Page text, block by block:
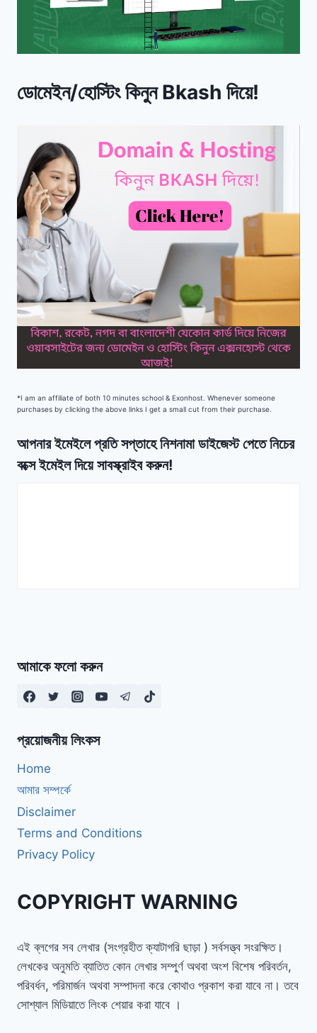
ডোমেইন/হোস্টিং কিনুন Bkash দিয়ে!
*I am an affiliate of both 10 minutes school & Exonhost. Whenever someone
purchases by clicking the above links I get a small cut from their purchase.
আপনার ইমেইলে প্রতি সপ্তাহে নিশনামা ডাইজেস্ট পেতে নিচের
বক্সে ইমেইল দিয়ে সাবস্ক্রাইব করুন!
আমাকে ফলো করুন
প্রয়োজনীয় লিংকস
Home
আমার সম্পর্কে
Disclaimer
Terms and Conditions
Privacy Policy
COPYRIGHT WARNING
এই ব্লগের সব লেখার (সংগ্রহীত ক্যাটাগরি ছাড়া ) সর্বসত্ত্ব সংরক্ষিত।
লেখকের অনুমতি ব্যাতিত কোন লেখার সম্পুর্ণ অথবা অংশ বিশেষ পরিবর্তন,
পরিবর্ধন, পরিমার্জন অথবা সম্পাদনা করে কোথাও প্রকাশ করা যাবে না। তবে
সোশ্যাল মিডিয়াতে লিংক শেয়ার করা যাবে ।